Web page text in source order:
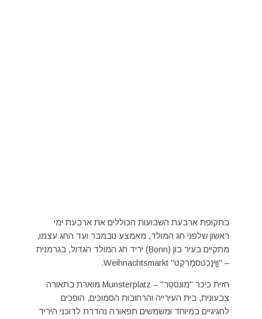
בתקופת ארבעת השבועות הכוללים את ארבעת ימי
ראשון שלפני חג המולד, מאמצע נובמבר ועד החג עצמו,
מתקיים בעיר בון (Bonn) יריד חג המולד הגדול, בגרמנית
– "וָוָינָכְטסמָרְקְט" Weihnachtsmarkt.
חזית כיכר "מוּנסטֶר" – Munsterplatz מוארת בתאורה
צבעונית, בית העירייה והרחובות הסמוכים, הופכים
לחגיגיים במיוחד ומשמשים תפאורה נהדרת לדוכני היריד